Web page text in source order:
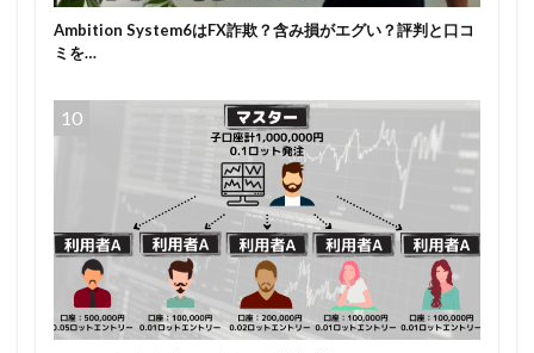
Ambition System6はFX詐欺？含み損がエグい？評判と口コ
ミを…